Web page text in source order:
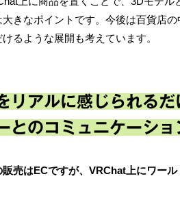
大きなポイントです。今後は百貨店
るような展開も考えています。
リアルに感じられる
とのコミュニケーショ
販売はECですが、VRChat上にワー